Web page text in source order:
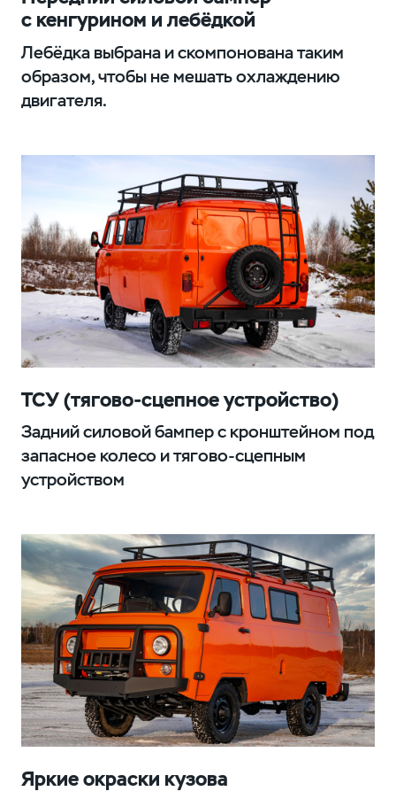
с кенгурином и лебёдкой
Лебёдка выбрана и скомпонована таким
образом, чтобы не мешать охлаждению
двигателя.
ТСУ (тягово-сцепное устройство)
Задний силовой бампер с кронштейном под
запасное колесо и тягово-сцепным
устройством
Яркие окраски кузова